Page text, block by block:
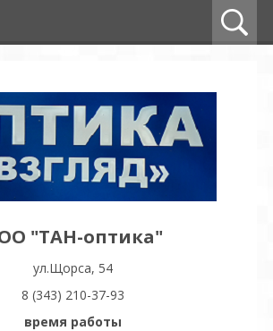
"ТАН-оптика"
ул.Щорса, 54
8 (343) 210-37-93
время работы